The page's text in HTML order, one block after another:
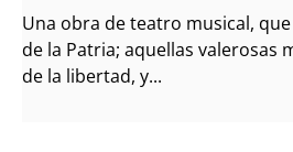
Una obra de teatro musical,
de la Patria; aquellas valerosas
de la libertad, y...